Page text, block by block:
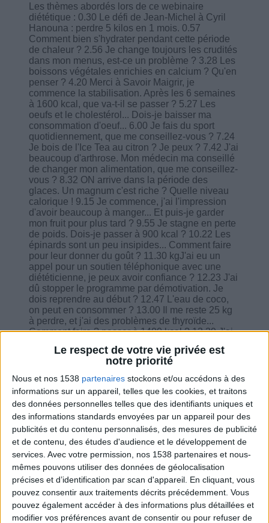
Le respect de votre vie privée est
notre priorité
Nous et nos 1538 partenaires stockons et/ou accédons à des
informations sur un appareil, telles que les cookies, et traitons
des données personnelles telles que des identifiants uniques et
des informations standards envoyées par un appareil pour des
publicités et du contenu personnalisés, des mesures de publicité
et de contenu, des études d'audience et le développement de
services. Avec votre permission, nos 1538 partenaires et nous-
mêmes pouvons utiliser des données de géolocalisation
précises et d’identification par scan d'appareil. En cliquant, vous
pouvez consentir aux traitements décrits précédemment. Vous
pouvez également accéder à des informations plus détaillées et
modifier vos préférences avant de consentir ou pour refuser de
Les thèmes abordés lors de ce webinaire
diététique : 0.30 Le défi de Jean-Michel à Cyril
Hanouna : perdre 5 kilos en 1 mois. 0.57
Comment bien s'hydrater pendant cette période
de chaleur ? 2.56 Je change toujours les crudités
dans mon menus, est-ce un problème ? 3.28 Les
boissons végétales enrichies en calcium ? Qu'en
penser ? 4.20 Merci à Savoir Maigrir, je
commence la stabilisation. Après les 6 semaines
à 1600 kcal, que va-t-il se passer ? 5.27 Les
oeufs et le cholestérol... Dois-je baisser ma
consommation d'oeuf... 6.00 Je fais du sport
quotidiennement, que me conseillez-vous ? 7.24
Je bois de l'Ice Tea au citron ? Je peux ? 7.42 J'ai
beaucoup d'arthrose. Mon médecin ma conseillé
de changer mon alimentation, que me conseillez-
vous ? 8.32 ON arrive dans la période des
glaces. Un magnum c'est riche ? Quelle niveau
calorique ! 9.15 Je commence, j'ai l'impression
d'avoir beaucoup à manger... Et puis-je garder
mon fruit pour plus tard ? 9.55 Je stagne en perte
de poids. Dois-je passer à 900 kcal ? 10.22 Les
épinards sont un peu insipides... Comment faire
pour leur donner du goût ? 11.30 kgJ'ai eu un
appel pour un soutien téléphonique avec une
diététicienne, je peux avoir confiance ? 12.23 J'ai
dû stopper le programme par démotivation. Je
dois reprendre au début ? 12.47 L'eau de coco,
on peut en consommer ? 13.00 Il me reste 25 kg
à perdre, et j'ai des problèmes de thyroïde...
Comment faire ? passer à 1400 kcal ? 13.39 J'ai
réutiliser ce beurre plus tard... ? 14.25 Les beta-
bloquants peuvent-ils réduire la perte de poids ?
14.55 Les betteraves, on peut en prendre à
volonté ? 15.07 J'ai un coup de blues et je me
réfugie dans la nourriture. Comment faire ? 15.57
J'ai perdu 3 kg depuis le 29 mai, c'est bien ?
16.15 Quelle équivalence entre les fruits et les
dattes sèches et entre les fruits et la compote ?
17.00 9 kg perdu à 70 ans ! 17.30 Comment s'en
sortir, je craque tous les weekend... Comment
faire ? 18.00 Le diabète de type 2 est-il un
problème pour la perte de poids ? 18.30 Je peux
consommer de la macédoine ? 18.46 Dois-je tout
manger ? 19.16 Je peux utiliser les équivalences
au quotidien ? 19. 35 L'activité physique pendant
les grandes chaleurs ? 20.00 Sur quoi se reporter